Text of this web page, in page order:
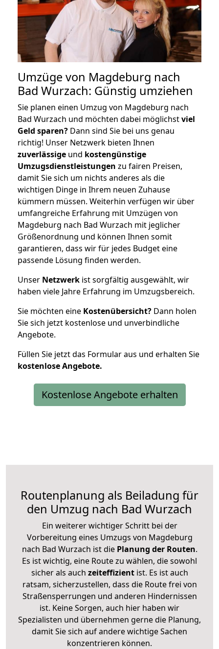
Umzüge von Magdeburg nach
Bad Wurzach: Günstig umziehen
Sie planen einen Umzug von Magdeburg nach
Bad Wurzach und möchten dabei möglichstviel
Geld sparen? Dann sind Sie bei uns genau
richtig! Unser Netzwerk bieten Ihnen
zuverlässige und kostengünstige
Umzugsdienstleistungen zu fairen Preisen,
damit Sie sich um nichts anderes als die
wichtigen Dinge in Ihrem neuen Zuhause
kümmern müssen. Weiterhin verfügen wir über
umfangreiche Erfahrung mit Umzügen von
Magdeburg nach Bad Wurzach mit jeglicher
Größenordnung und können Ihnen somit
garantieren, dass wir für jedes Budget eine
passende Lösung finden werden.
Unser Netzwerk ist sorgfältig ausgewählt, wir
haben viele Jahre Erfahrung im Umzugsbereich.
Sie möchten eine Kostenübersicht? Dann holen
Sie sich jetzt kostenlose und unverbindliche
Angebote.
Füllen Sie jetzt das Formular aus und erhalten Sie
kostenloseAngebote.
Kostenlose Angebote erhalten
Routenplanung als Beiladung für
den Umzug nach Bad Wurzach
Ein weiterer wichtiger Schritt bei der
Vorbereitung eines Umzugs von Magdeburg
nach Bad Wurzach ist diePlanung der Routen.
Es ist wichtig, eine Route zu wählen, die sowohl
sicher als auch zeiteffizientist. Es ist auch
ratsam, sicherzustellen, dass die Route frei von
Straßensperrungen und anderen Hindernissen
ist. Keine Sorgen, auch hier haben wir
Spezialisten und übernehmen gerne die Planung,
damit Sie sich auf andere wichtige Sachen
konzentrieren können.